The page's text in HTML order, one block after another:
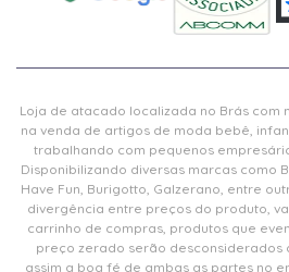
Loja de atacado localizada no Brás com
na venda de artigos de moda bebê,
trabalhando com pequenos
Disponibilizando diversas marcas como
Have Fun, Burigotto, Galzerano, entre
divergência entre preços do produto,
carrinho de compras, produtos que
preço zerado serão desconsiderados
assim a boa fé de ambas as partes no